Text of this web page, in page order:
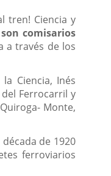
tren! Ciencia y
comisarios
a través de los
Ciencia, Inés
Ferrocarril y
Monte,
de 1920
ferroviarios